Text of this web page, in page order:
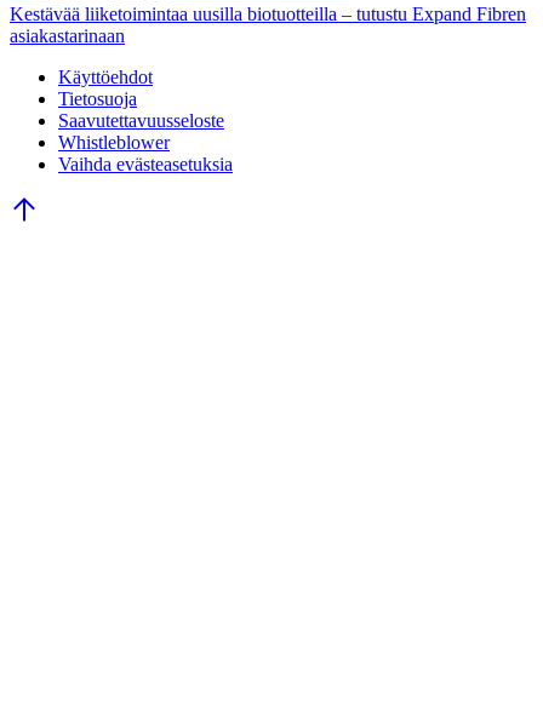
Kestävää liiketoimintaa uusilla biotuotteilla – tutustu Expand Fibren
asiakastarinaan
Käyttöehdot
Tietosuoja
Saavutettavuusseloste
Whistleblower
Vaihda evästeasetuksia